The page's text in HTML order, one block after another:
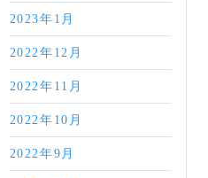
2023年1月
2022年12月
2022年11月
2022年10月
2022年9月